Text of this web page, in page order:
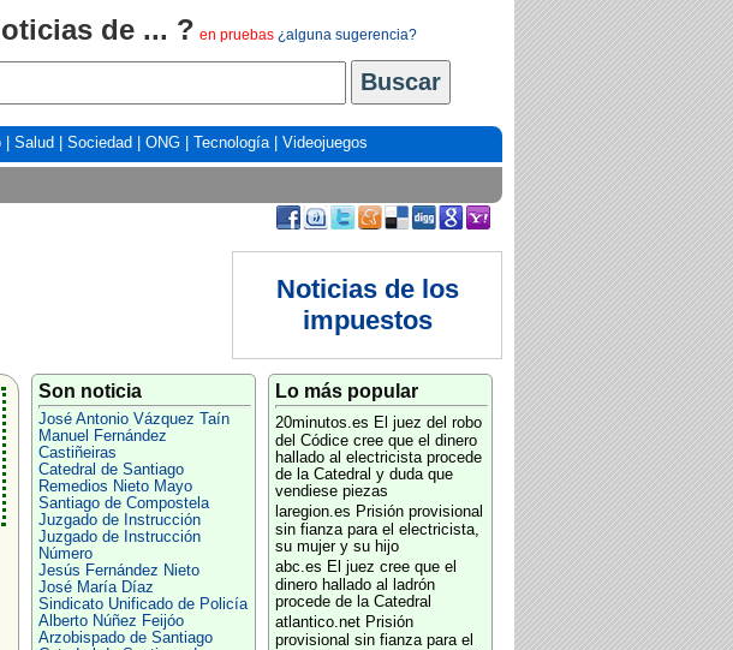
de ... ? en pruebas ¿alguna sugerencia?
Salud Sociedad ONG Tecnología| Videojuegos
Noticias de los
impuestos
Son noticia
José Antonio Vázquez Taín
Manuel Fernández
Castiñeiras
Catedral de Santiago
Remedios Nieto Mayo
Santiago de Compostela
Juzgado de Instrucción
Juzgado de Instrucción
Número
Jesús Fernández Nieto
José María Díaz
Sindicato Unificado de Policía
Alberto Núñez Feijóo
Arzobispado de Santiago
Lo más popular
20minutos.es El juez del robo
del Códice cree que el dinero
hallado al electricista procede
de la Catedral y duda que
vendiese piezas
laregion.es Prisión provisional
sin fianza para el electricista,
su mujer y su hijo
abc.es El juez cree que el
dinero hallado al ladrón
procede de la Catedral
atlantico.net Prisión
provisional sin fianza para el